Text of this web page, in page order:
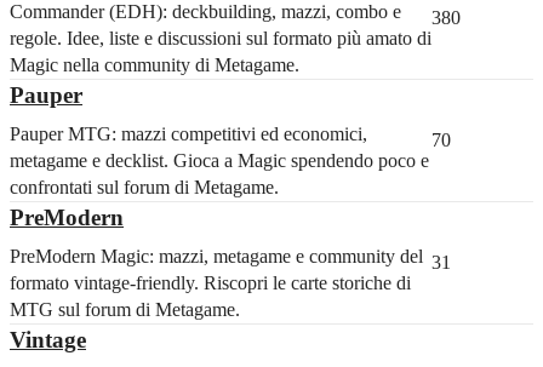
Commander (EDH): deckbuilding, mazzi, combo e
regole. Idee, liste e discussioni sul formato più amato di
Magic nella community di Metagame.
380
Pauper
Pauper MTG: mazzi competitivi ed economici,
metagame e decklist. Gioca a Magic spendendo poco e
confrontati sul forum di Metagame.
70
PreModern
PreModern Magic: mazzi, metagame e community del
formato vintage-friendly. Riscopri le carte storiche di
MTG sul forum di Metagame.
31
Vintage